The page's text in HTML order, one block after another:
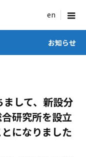
menu
お知らせ
して、新設分
研究所を設立
になりました